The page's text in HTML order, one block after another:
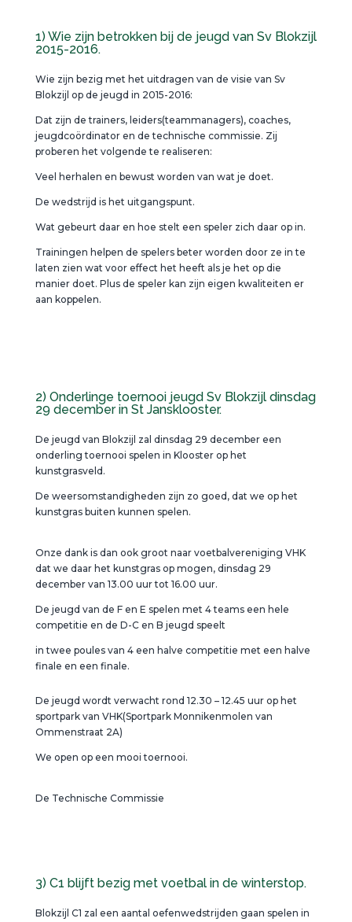
1) Wie zijn betrokken bij de jeugd van Sv Blokzijl
2015-2016.
Wie zijn bezig met het uitdragen van de visie van Sv
Blokzijl op de jeugd in 2015-2016:
Dat zijn de trainers, leiders(teammanagers), coaches,
jeugdcoördinator en de technische commissie. Zij
proberen het volgende te realiseren:
Veel herhalen en bewust worden van wat je doet.
De wedstrijd is het uitgangspunt.
Wat gebeurt daar en hoe stelt een speler zich daar op in.
Trainingen helpen de spelers beter worden door ze in te
laten zien wat voor effect het heeft als je het op die
manier doet. Plus de speler kan zijn eigen kwaliteiten er
aan koppelen.
2) Onderlinge toernooi jeugd Sv Blokzijl dinsdag
29 december in St Jansklooster.
De jeugd van Blokzijl zal dinsdag 29 december een
onderling toernooi spelen in Klooster op het
kunstgrasveld.
De weersomstandigheden zijn zo goed, dat we op het
kunstgras buiten kunnen spelen.
Onze dank is dan ook groot naar voetbalvereniging VHK
dat we daar het kunstgras op mogen, dinsdag 29
december van 13.00 uur tot 16.00 uur.
De jeugd van de F en E spelen met 4 teams een hele
competitie en de D-C en B jeugd speelt
in twee poules van 4 een halve competitie met een halve
finale en een finale.
De jeugd wordt verwacht rond 12.30 – 12.45 uur op het
sportpark van VHK(Sportpark Monnikenmolen van
Ommenstraat 2A)
We open op een mooi toernooi.
De Technische Commissie
3) C1 blijft bezig met voetbal in de winterstop.
Blokzijl C1 zal een aantal oefenwedstrijden gaan spelen in